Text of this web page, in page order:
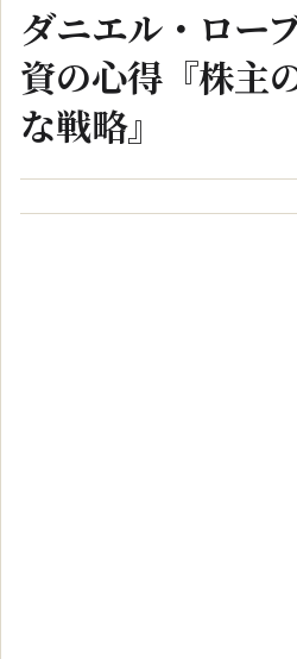
ダニエル・ロー
資の心得『株主
な戦略』